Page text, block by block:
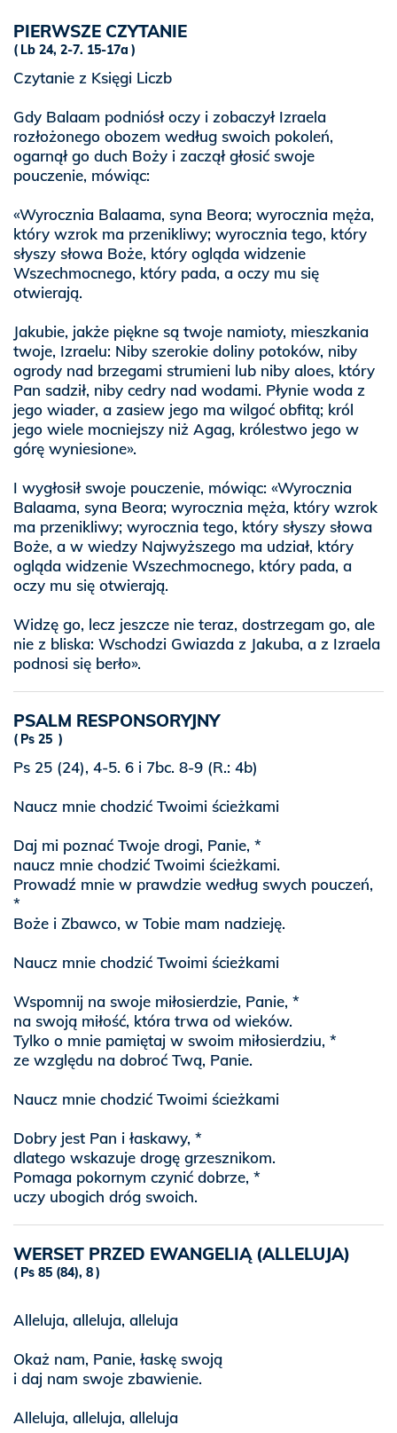
PIERWSZE CZYTANIE
Lb 24, 2-7. 15-17a
Czytanie z Księgi Liczb
Gdy Balaam podniósł oczy i zobaczył Izraela
rozłożonego obozem według swoich pokoleń,
ogarnął go duch Boży i zaczął głosić swoje
pouczenie, mówiąc:
«Wyrocznia Balaama, syna Beora; wyrocznia męża,
który wzrok ma przenikliwy; wyrocznia tego, który
słyszy słowa Boże, który ogląda widzenie
Wszechmocnego, który pada, a oczy mu się
otwierają.
Jakubie, jakże piękne są twoje namioty, mieszkania
twoje, Izraelu: Niby szerokie doliny potoków, niby
ogrody nad brzegami strumieni lub niby aloes, który
Pan sadził, niby cedry nad wodami. Płynie woda z
jego wiader, a zasiew jego ma wilgoć obfitą; król
jego wiele mocniejszy niż Agag, królestwo jego w
górę wyniesione».
I wygłosił swoje pouczenie, mówiąc: «Wyrocznia
Balaama, syna Beora; wyrocznia męża, który wzrok
ma przenikliwy; wyrocznia tego, który słyszy słowa
Boże, a w wiedzy Najwyższego ma udział, który
ogląda widzenie Wszechmocnego, który pada, a
oczy mu się otwierają.
Widzę go, lecz jeszcze nie teraz, dostrzegam go, ale
nie z bliska: Wschodzi Gwiazda z Jakuba, a z Izraela
podnosi się berło».
PSALM RESPONSORYJNY
Ps 25
Ps 25 (24), 4-5. 6 i 7bc. 8-9 (R.: 4b)
Naucz mnie chodzić Twoimi ścieżkami
Daj mi poznać Twoje drogi, Panie, *
naucz mnie chodzić Twoimi ścieżkami.
Prowadź mnie w prawdzie według swych pouczeń,
*
Boże i Zbawco, w Tobie mam nadzieję.
Naucz mnie chodzić Twoimi ścieżkami
Wspomnij na swoje miłosierdzie, Panie, *
na swoją miłość, która trwa od wieków.
Tylko o mnie pamiętaj w swoim miłosierdziu, *
ze względu na dobroć Twą, Panie.
Naucz mnie chodzić Twoimi ścieżkami
Dobry jest Pan i łaskawy, *
dlatego wskazuje drogę grzesznikom.
Pomaga pokornym czynić dobrze, *
uczy ubogich dróg swoich.
WERSET PRZED EWANGELIĄ (ALLELUJA)
Ps 85 (84), 8
Alleluja, alleluja, alleluja
Okaż nam, Panie, łaskę swoją
i daj nam swoje zbawienie.
Alleluja, alleluja, alleluja